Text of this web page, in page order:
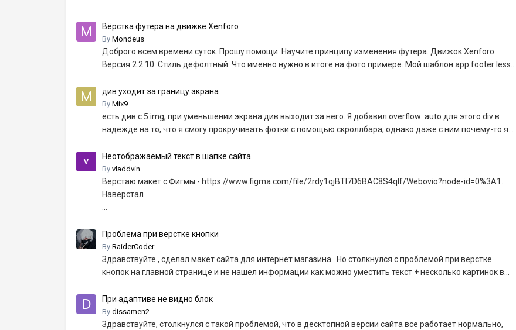
Вёрстка футера на движке Xenforo
By Mondeus
Доброго всем времени суток. Прошу помощи. Научите принципу изменения футера. Движок Xenforo.
Версия 2.2.10. Стиль дефолтный. Что именно нужно в итоге на фото примере. Мой шаблон app.footer less...
див уходит за границу экрана
By Mix9
есть див с 5 img, при уменьшении экрана див выходит за него. Я добавил overflow: auto для этого div в
надежде на то, что я смогу прокручивать фотки с помощью скроллбара, однако даже с ним почему-то я...
Неотображаемый текст в шапке сайта.
By vladdvin
Верстаю макет с Фигмы - https://www.figma.com/file/2rdy1qjBTl7D6BAC8S4qlf/Webovio?node-id=0%3A1.
Наверстал
...
Проблема при верстке кнопки
By RaiderCoder
Здравствуйте , сделал макет сайта для интернет магазина . Но столкнулся с проблемой при верстке
кнопок на главной странице и не нашел информации как можно уместить текст + несколько картинок в...
При адаптиве не видно блок
By dissamen2
Здравствуйте, столкнулся с такой проблемой, что в десктопной версии сайта все работает нормально,